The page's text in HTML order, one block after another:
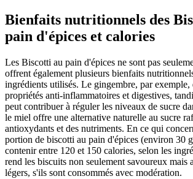
Bienfaits nutritionnels des
pain d'épices et calories
Les Biscotti au pain d'épices ne sont pas
offrent également plusieurs bienfaits
ingrédients utilisés. Le gingembre, par exemple,
propriétés anti-inflammatoires et digestives,
peut contribuer à réguler les niveaux de sucre
le miel offre une alternative naturelle au sucre
antioxydants et des nutriments. En ce qui
portion de biscotti au pain d'épices (environ 30
contenir entre 120 et 150 calories, selon les
rend les biscuits non seulement savoureux mais
légers, s'ils sont consommés avec modération.